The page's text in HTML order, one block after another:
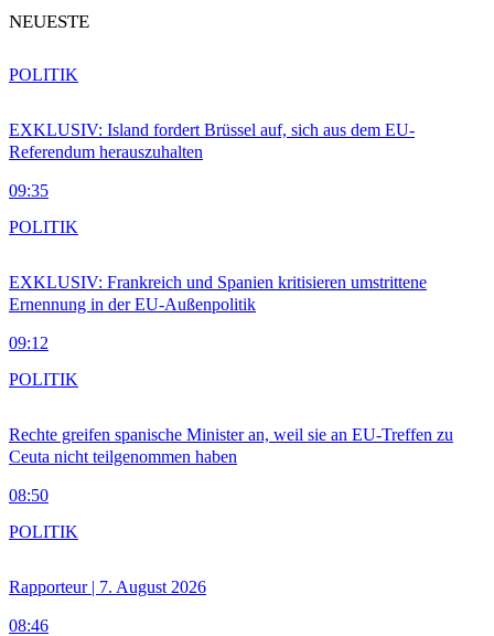
NEUESTE
EXKLUSIV: Island fordert Brüssel auf, sich aus dem EU-
Referendum herauszuhalten
09:35
POLITIK
EXKLUSIV: Frankreich und Spanien kritisieren umstrittene
Ernennung in der EU-Außenpolitik
09:12
POLITIK
Rechte greifen spanische Minister an, weil sie an EU-Treffen zu
Ceuta nicht teilgenommen haben
08:50
POLITIK
Rapporteur | 7. August 2026
08:46
POLITIK